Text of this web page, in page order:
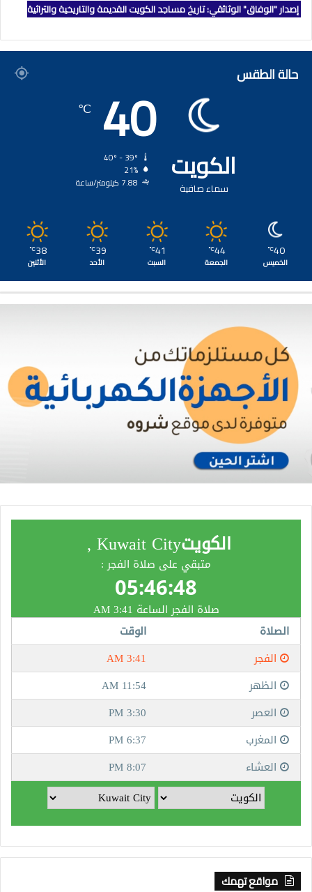
إصدار "الوفاق" الوثائقي: تاريخ مساجد الكويت القديمة والتاريخية والتراثية
حالة الطقس
الكويت
سماء صافية
40
℃
21%
7.88 كيلومتر/ساعة
40
℃
الخميس
44
℃
الجمعة
41
℃
السبت
39
℃
الأحد
38
℃
الأثنين
مواقع تهمك